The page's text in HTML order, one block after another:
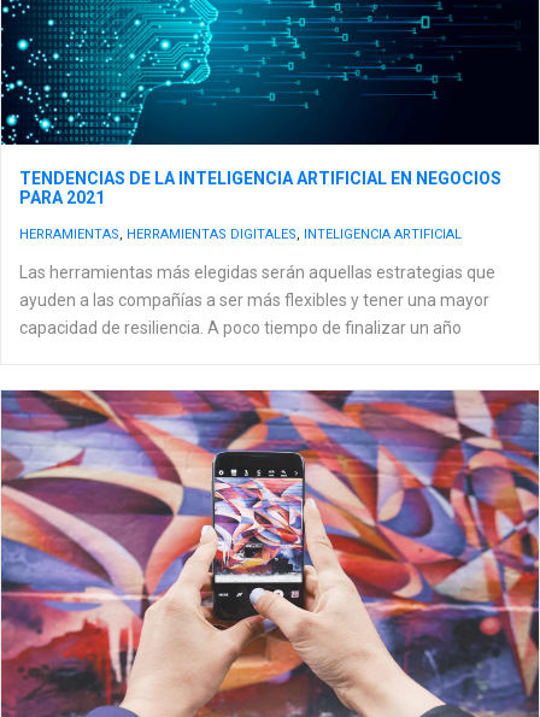
TENDENCIAS DE LA INTELIGENCIA ARTIFICIAL EN NEGOCIOS
PARA 2021
HERRAMIENTAS HERRAMIENTAS DIGITALES INTELIGENCIA ARTIFICIAL
Las herramientas más elegidas serán aquellas estrategias que
ayuden a las compañías a ser más flexibles y tener una mayor
capacidad de resiliencia. A poco tiempo de finalizar un año